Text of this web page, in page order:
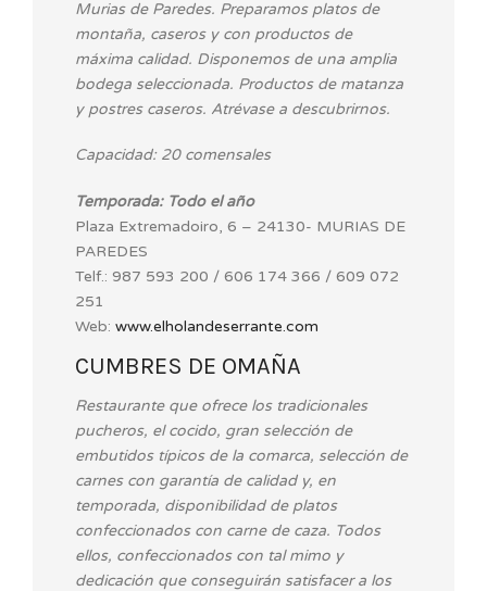
Murias de Paredes. Preparamos platos de
montaña, caseros y con productos de
máxima calidad. Disponemos de una amplia
bodega seleccionada. Productos de matanza
y postres caseros. Atrévase a descubrirnos.
Capacidad: 20 comensales
Temporada: Todo el año
Plaza Extremadoiro, 6 – 24130- MURIAS DE
PAREDES
Telf.: 987 593 200 / 606 174 366 / 609 072
251
Web: www.elholandeserrante.com
CUMBRES DE OMAÑA
Restaurante que ofrece los tradicionales
pucheros, el cocido, gran selección de
embutidos típicos de la comarca, selección de
carnes con garantía de calidad y, en
temporada, disponibilidad de platos
confeccionados con carne de caza. Todos
ellos, confeccionados con tal mimo y
dedicación que conseguirán satisfacer a los